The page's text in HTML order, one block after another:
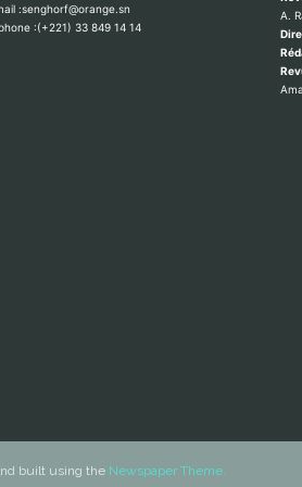
:senghorf@orange.sn
:(+221) 33 849 14 14
A.
built using the Newspaper Theme.